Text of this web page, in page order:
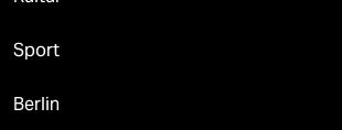
Sport
Berlin